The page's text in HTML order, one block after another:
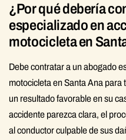
¿Por qué debería
especializado en
motocicleta en
Debe contratar a un abogado
motocicleta en Santa Ana
un resultado favorable en su
accidente parezca clara, el
al conductor culpable de sus